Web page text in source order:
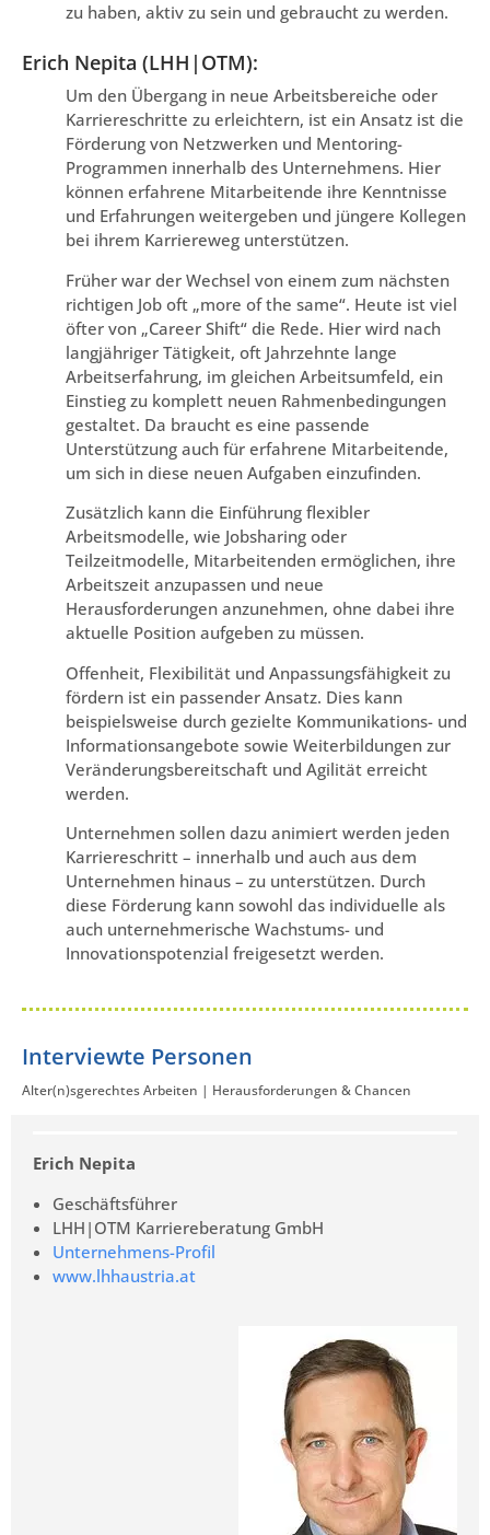
zu haben, aktiv zu sein und gebraucht zu werden.
Erich Nepita (LHH|OTM):
Um den Übergang in neue Arbeitsbereiche oder
Karriereschritte zu erleichtern, ist ein Ansatz ist die
Förderung von Netzwerken und Mentoring-
Programmen innerhalb des Unternehmens. Hier
können erfahrene Mitarbeitende ihre Kenntnisse
und Erfahrungen weitergeben und jüngere Kollegen
bei ihrem Karriereweg unterstützen.
Früher war der Wechsel von einem zum nächsten
richtigen Job oft „more of the same“. Heute ist viel
öfter von „Career Shift“ die Rede. Hier wird nach
langjähriger Tätigkeit, oft Jahrzehnte lange
Arbeitserfahrung, im gleichen Arbeitsumfeld, ein
Einstieg zu komplett neuen Rahmenbedingungen
gestaltet. Da braucht es eine passende
Unterstützung auch für erfahrene Mitarbeitende,
um sich in diese neuen Aufgaben einzufinden.
Zusätzlich kann die Einführung flexibler
Arbeitsmodelle, wie Jobsharing oder
Teilzeitmodelle, Mitarbeitenden ermöglichen, ihre
Arbeitszeit anzupassen und neue
Herausforderungen anzunehmen, ohne dabei ihre
aktuelle Position aufgeben zu müssen.
Offenheit, Flexibilität und Anpassungsfähigkeit zu
fördern ist ein passender Ansatz. Dies kann
beispielsweise durch gezielte Kommunikations- und
Informationsangebote sowie Weiterbildungen zur
Veränderungsbereitschaft und Agilität erreicht
werden.
Unternehmen sollen dazu animiert werden jeden
Karriereschritt – innerhalb und auch aus dem
Unternehmen hinaus – zu unterstützen. Durch
diese Förderung kann sowohl das individuelle als
auch unternehmerische Wachstums- und
Innovationspotenzial freigesetzt werden.
Interviewte Personen
Alter(n)sgerechtes Arbeiten | Herausforderungen & Chancen
Erich Nepita
Geschäftsführer
LHH|OTM Karriereberatung GmbH
Unternehmens-Profil
www.lhhaustria.at